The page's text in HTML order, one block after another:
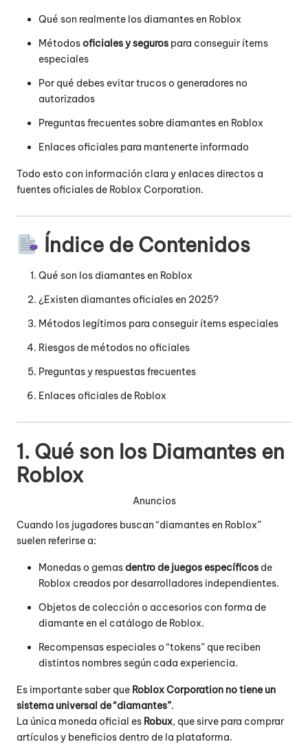
Qué son realmente los diamantes en Roblox
Métodosoficiales y seguros para conseguir ítems
especiales
Por qué debes evitar trucos o generadores no
autorizados
Preguntas frecuentes sobre diamantes en Roblox
Enlaces oficiales para mantenerte informado
Todo esto con información clara y enlaces directos a
fuentes oficiales de Roblox Corporation.
Índice de Contenidos
Qué son los diamantes en Roblox
¿Existen diamantes oficiales en 2025?
Métodos legítimos para conseguir ítems especiales
Riesgos de métodos no oficiales
Preguntas y respuestas frecuentes
Enlaces oficiales de Roblox
1. Qué son los Diamantes en
Roblox
Anuncios
Cuando los jugadores buscan “diamantes en Roblox”
suelen referirse a:
Monedas o gemasdentro de juegos específicos de
Roblox creados por desarrolladores independientes.
Objetos de colección o accesorios con forma de
diamante en el catálogo de Roblox.
Recompensas especiales o “tokens” que reciben
distintos nombres según cada experiencia.
Es importante saber que Roblox Corporation no tiene un
sistema universal de “diamantes”.
La única moneda oficial es Robux, que sirve para comprar
artículos y beneficios dentro de la plataforma.